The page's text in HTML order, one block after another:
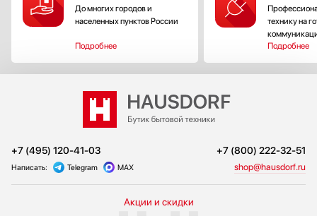
До многих городов и
населенных пунктов России
Подробнее
технику на
Подробнее
+7 (495) 120-41-03 +7 (800) 222-32-51
Написать: Telegram MAX shop@hausdorf.ru
Акции и скидки